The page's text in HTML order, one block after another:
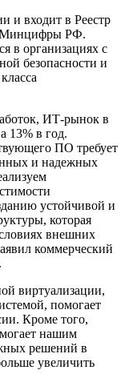
и входит в Реестр
Минцифры РФ.
в организациях с
безопасности и
ИТ-рынок в
13% в год.
ПО требует
и надежных
устойчивой и
которая
внешних
коммерческий
виртуализации,
помогает
Кроме того,
нашим
решений в
увеличить